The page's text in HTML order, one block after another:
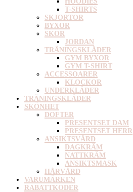
T-SHIRTS
SKJORTOR
BYXOR
SKOR
JORDAN
TRÄNINGSKLÄDER
GYM BYXOR
GYM T-SHIRT
ACCESSOARER
KLOCKOR
UNDERKLÄDER
TRÄNINGSKLÄDER
SKÖNHET
DOFTER
PRESENTSET DAM
PRESENTSET HERR
ANSIKTSVÅRD
DAGKRÄM
NATTKRÄM
ANSIKTSMASK
HÅRVÅRD
VARUMÄRKEN
RABATTKODER